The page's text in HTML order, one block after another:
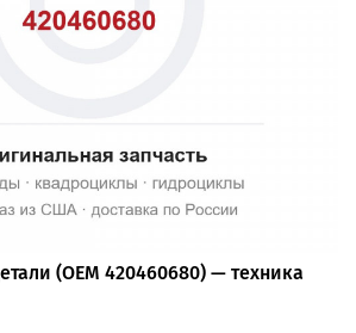
(OEM 420460680) — техника